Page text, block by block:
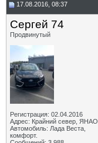
17.08.2016, 08:37
Сергей 74
Продвинутый
Регистрация: 02.04.2016
Адрес: Крайний север, ЯНАО
Автомобиль: Лада Веста,
комфорт.